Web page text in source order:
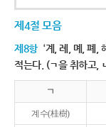
제4절 모음
제8항 ‘계, 례, 몌, 폐,
적는다. (ㄱ을 취하고,
ㄱ
계수(桂樹)